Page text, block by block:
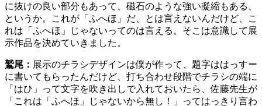
に抜けの良い部分もあって、磁石のような強い凝縮もある、
というか。これが「ふへほ」だ、とは言えないんだけど、こ
れは「ふへほ」じゃないってのは言える。そこは意識して展
示作品を決めていきました。
鷲尾： 展示のチラシデザインは僕が作って、題字ははっすー
に書いてもらったんだけど、打ち合わせ段階でチラシの端に
「はひ」って文字を吹き出しで入れておいたら、佐藤先生が
「これは「ふへほ」じゃないから無し！」ってはっきり言わ